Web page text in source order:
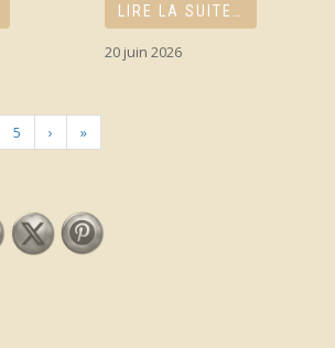
LIRE LA SUITE…
20 juin 2026
5 › »